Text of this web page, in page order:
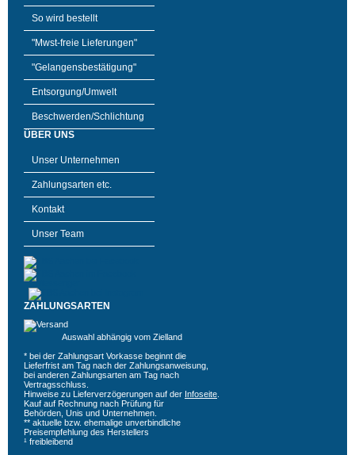
So wird bestellt
"Mwst-freie Lieferungen"
"Gelangensbestätigung"
Entsorgung/Umwelt
Beschwerden/Schlichtung
ÜBER UNS
Unser Unternehmen
Zahlungsarten etc.
Kontakt
Unser Team
ZAHLUNGSARTEN
Auswahl abhängig vom Zielland
* bei der Zahlungsart Vorkasse beginnt die
Lieferfrist am Tag nach der Zahlungsanweisung,
bei anderen Zahlungsarten am Tag nach
Vertragsschluss.
Hinweise zu Lieferverzögerungen auf der Infoseite
Kauf auf Rechnung nach Prüfung für
Behörden, Unis und Unternehmen.
** aktuelle bzw. ehemalige unverbindliche
Preisempfehlung des Herstellers
¹ freibleibend